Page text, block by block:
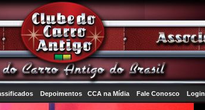
Depoimentos CCA na Mídia Fale Conosco Login